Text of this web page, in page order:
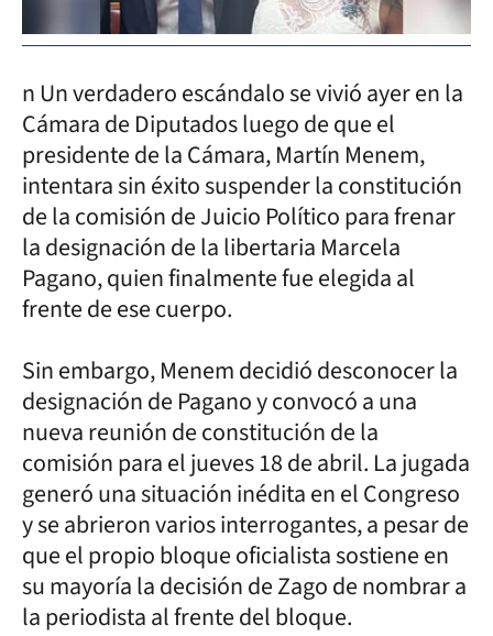
n Un verdadero escándalo se vivió ayer en la
Cámara de Diputados luego de que el
presidente de la Cámara, Martín Menem,
intentara sin éxito suspender la constitución
de la comisión de Juicio Político para frenar
la designación de la libertaria Marcela
Pagano, quien finalmente fue elegida al
frente de ese cuerpo.
Sin embargo, Menem decidió desconocer la
designación de Pagano y convocó a una
nueva reunión de constitución de la
comisión para el jueves 18 de abril. La jugada
generó una situación inédita en el Congreso
y se abrieron varios interrogantes, a pesar de
que el propio bloque oficialista sostiene en
su mayoría la decisión de Zago de nombrar a
la periodista al frente del bloque.